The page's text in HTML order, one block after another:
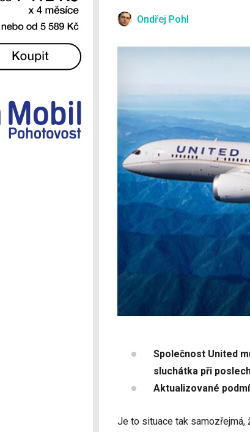
Ondřej Pohl
Společnost United
sluchátka při
Aktualizované
Je to situace tak samozřejmá,